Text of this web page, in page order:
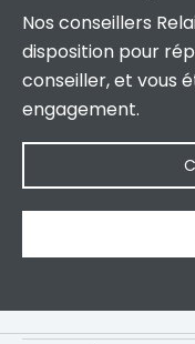
Nos conseillers
disposition pour
conseiller, et vous
engagement.